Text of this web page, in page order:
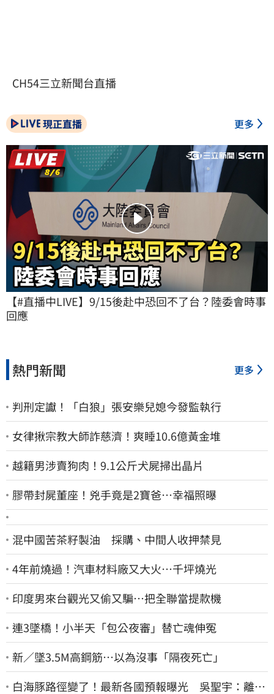
CH54三立新聞台直播
現正直播 更多
【#直播中LIVE】9/15後赴中恐回不了台？陸委會時事
回應
熱門新聞 更多
判刑定讞！「白狼」張安樂兒媳今發監執行
女律揪宗教大師詐慈濟！爽睡10.6億黃金堆
越籍男涉賣狗肉！9.1公斤犬屍掃出晶片
膠帶封屍董座！兇手竟是2寶爸…幸福照曝
混中國苦茶籽製油 採購、中間人收押禁見
4年前燒過！汽車材料廠又大火…千坪燒光
印度男來台觀光又偷又騙…把全聯當提款機
連3墜橋！小半天「包公夜審」替亡魂伸冤
新／墜3.5M高鋼筋…以為沒事「隔夜死亡」
白海豚路徑變了！最新各國預報曝光 吳聖宇：離台